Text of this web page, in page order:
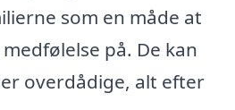
som en måde at
på. De kan
overdådige, alt efter